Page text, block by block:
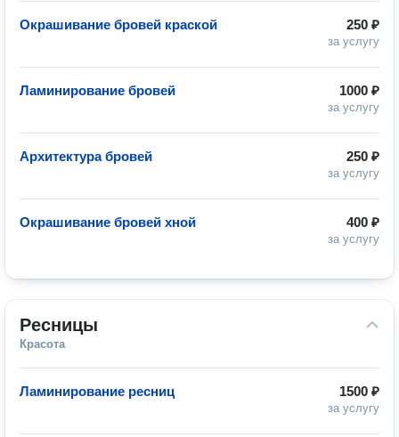
250 ₽
за услугу
Окрашивание бровей краской
1000 ₽
за услугу
Ламинирование бровей
250 ₽
за услугу
Архитектура бровей
400 ₽
за услугу
Окрашивание бровей хной
Ресницы
Красота
1500 ₽
за услугу
Ламинирование ресниц